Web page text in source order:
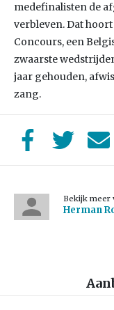
medefinalisten de
verbleven. Dat
Concours, een
zwaarste
jaar gehouden,
zang.
Bekijk meer
Herman